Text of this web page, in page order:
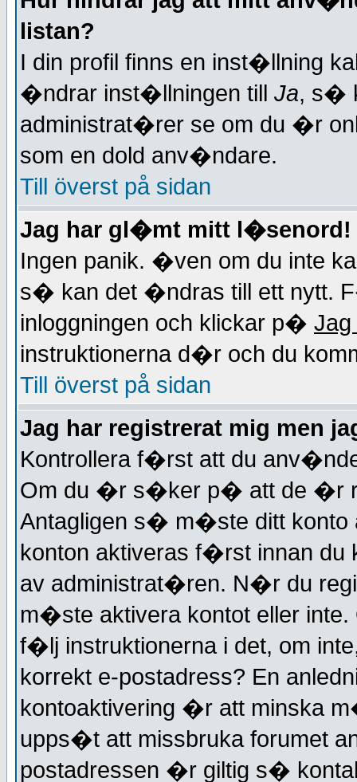
listan?
I din profil finns en inst�llning
�ndrar inst�llningen till Ja, s�
administrat�rer se om du �r
som en dold anv�ndare.
Till överst på sidan
Jag har gl�mt mitt l�senord!
Ingen panik. �ven om du inte
s� kan det �ndras till ett nytt.
inloggningen och klickar p�
instruktionerna d�r och du
Till överst på sidan
Jag har registrerat mig men
Kontrollera f�rst att du
Om du �r s�ker p� att de �r
Antagligen s� m�ste ditt konto
konton aktiveras f�rst innan du
av administrat�ren. N�r du
m�ste aktivera kontot eller
f�lj instruktionerna i det, om
korrekt e-postadress? En
kontoaktivering �r att minska
upps�t att missbruka forumet
postadressen �r giltig s�